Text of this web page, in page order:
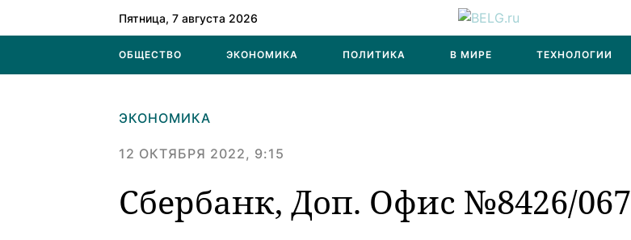
Пятница, 7 августа 2026
ОБЩЕСТВО ЭКОНОМИКА ПОЛИТИКА В МИРЕ ТЕХНОЛОГИИ
ЭКОНОМИКА
12 ОКТЯБРЯ 2022, 9:15
Сбербанк, Доп. Офис №8426/067